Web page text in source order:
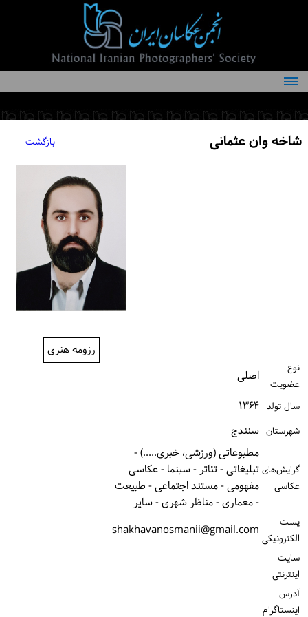
درباره انجمن
کمیته‌های انجمن
شاخه وان عثمانی بازگشت
رزومه هنری
نوع
عضویت
اصلی
سال تولد ۱۳۶۴
شهرستان سنندج
گرایش‌های
عکاسی
مطبوعاتی (ورزشی، خبری.....) -
تبلیغاتی - تئاتر - سینما - عکاسی
مفهومی - مستند اجتماعی - طبیعت
- معماری - مناظر شهری - سایر
پست
الكترونیكی shakhavanosmanii@gmail.com
سایت
اینترنتی
آدرس
اینستاگرام